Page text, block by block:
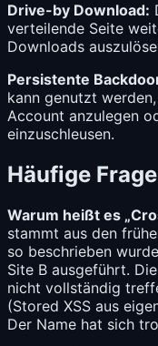
Drive-by Download:
verteilende Seite
Downloads
Persistente
kann genutzt
Account anzulegen
einzuschleusen.
Häufige
Warum heißt es
stammt aus den
so beschrieben
Site B ausgeführt.
nicht vollständig
(Stored XSS aus
Der Name hat sich